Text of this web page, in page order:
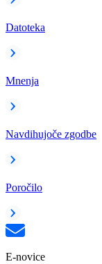
Datoteka
Mnenja
Navdihujoče zgodbe
Poročilo
E-novice